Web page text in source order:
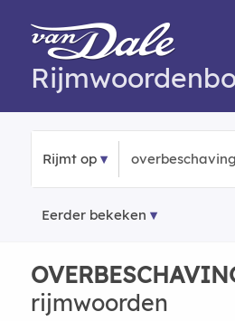
Rijmt op
Eerder bekeken
rijmwoorden